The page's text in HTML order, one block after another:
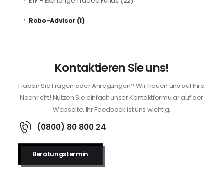
Robo-Advisor (1)
Kontaktieren Sie uns!
Haben Sie Fragen oder Anregungen? Wir freuen uns auf Ihre
Nachricht! Nutzen Sie einfach unser Kontaktformular auf der
Webseite. Ihr Feedback ist uns wichtig.
(0800) 80 800 24
Beratungstermin